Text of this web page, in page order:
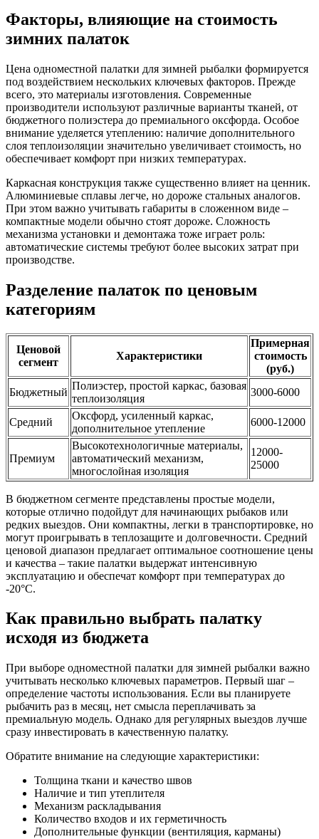
Факторы, влияющие на стоимость
зимних палаток
Цена одноместной палатки для зимней рыбалки формируется
под воздействием нескольких ключевых факторов. Прежде
всего, это материалы изготовления. Современные
производители используют различные варианты тканей, от
бюджетного полиэстера до премиального оксфорда. Особое
внимание уделяется утеплению: наличие дополнительного
слоя теплоизоляции значительно увеличивает стоимость, но
обеспечивает комфорт при низких температурах.
Каркасная конструкция также существенно влияет на ценник.
Алюминиевые сплавы легче, но дороже стальных аналогов.
При этом важно учитывать габариты в сложенном виде –
компактные модели обычно стоят дороже. Сложность
механизма установки и демонтажа тоже играет роль:
автоматические системы требуют более высоких затрат при
производстве.
Разделение палаток по ценовым
категориям
Ценовой
сегмент
Характеристики
Примерная
стоимость
(руб.)
Бюджетный
Полиэстер, простой каркас, базовая
теплоизоляция
3000-6000
Средний
Оксфорд, усиленный каркас,
дополнительное утепление
6000-12000
Премиум
Высокотехнологичные материалы,
автоматический механизм,
многослойная изоляция
12000-
25000
В бюджетном сегменте представлены простые модели,
которые отлично подойдут для начинающих рыбаков или
редких выездов. Они компактны, легки в транспортировке, но
могут проигрывать в теплозащите и долговечности. Средний
ценовой диапазон предлагает оптимальное соотношение цены
и качества – такие палатки выдержат интенсивную
эксплуатацию и обеспечат комфорт при температурах до
-20°C.
Как правильно выбрать палатку
исходя из бюджета
При выборе одноместной палатки для зимней рыбалки важно
учитывать несколько ключевых параметров. Первый шаг –
определение частоты использования. Если вы планируете
рыбачить раз в месяц, нет смысла переплачивать за
премиальную модель. Однако для регулярных выездов лучше
сразу инвестировать в качественную палатку.
Обратите внимание на следующие характеристики:
Толщина ткани и качество швов
Наличие и тип утеплителя
Механизм раскладывания
Количество входов и их герметичность
Дополнительные функции (вентиляция, карманы)